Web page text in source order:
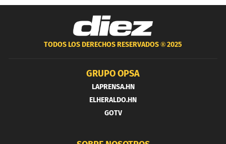
TODOS LOS DERECHOS RESERVADOS ®2025
GRUPO OPSA
LAPRENSA.HN
ELHERALDO.HN
GOTV